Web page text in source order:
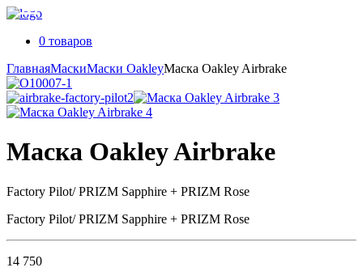
0 товаров
ГлавнаяМаскиМаски OakleyМаска Oakley Airbrake
Маска Oakley Airbrake
Factory Pilot/ PRIZM Sapphire + PRIZM Rose
Factory Pilot/ PRIZM Sapphire + PRIZM Rose
14 750